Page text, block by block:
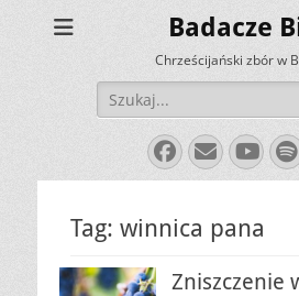
Badacze
Chrześcijański zbór w
Szukaj:
Facebook
E-
mail
Tag: winnica pana
Zniszczenie